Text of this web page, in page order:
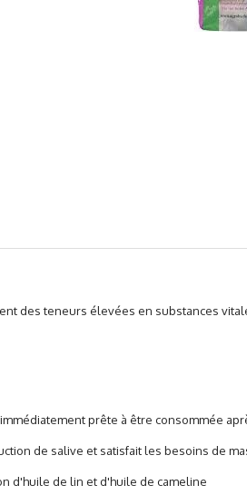
des teneurs élevées en
prête à être consommée
de salive et satisfait les besoins de
d'huile de lin et d'huile de cameline